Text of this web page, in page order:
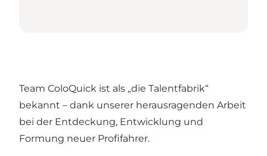
Team ColoQuick ist als „die Talentfabrik“
bekannt – dank unserer herausragenden Arbeit
bei der Entdeckung, Entwicklung und
Formung neuer Profifahrer.